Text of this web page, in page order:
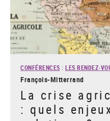
CONFÉRENCES : LES RENDEZ-
François-Mitterrand
La crise
: quels